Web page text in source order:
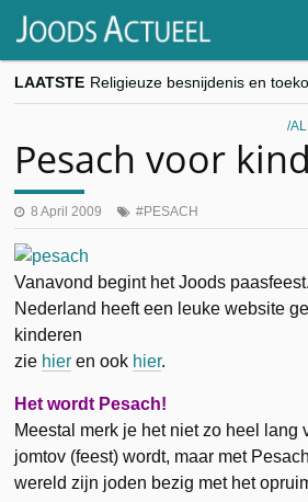
LAATSTE
Pesach voor
8 April 2009 PESACH
Vanavond begint het Joods
Nederland heeft een leuke website
kinderen
zie hier en ook hier.
Het wordt Pesach!
Meestal merk je het niet zo heel lang
jomtov (feest) wordt, maar met
wereld zijn joden bezig met het